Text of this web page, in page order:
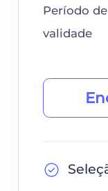
Período de
validade